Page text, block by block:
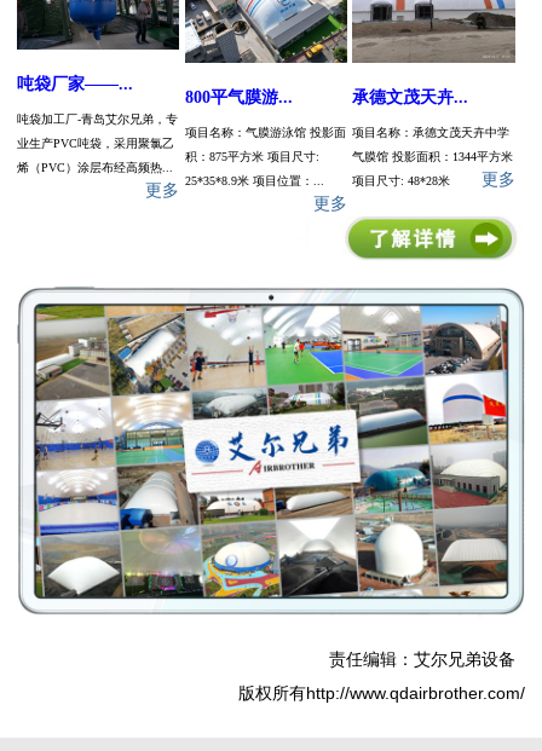
吨袋厂家——...
吨袋加工厂-青岛艾尔兄弟，专
业生产PVC吨袋，采用聚氯乙
烯（PVC）涂层布经高频热...
更多
800平气膜游...
项目名称：气膜游泳馆 投影面
积：875平方米 项目尺寸:
25*35*8.9米 项目位置：...
更多
承德文茂天卉...
项目名称：承德文茂天卉中学
气膜馆 投影面积：1344平方米
项目尺寸: 48*28米
更多
责任编辑：艾尔兄弟设备
版权所有http://www.qdairbrother.com/